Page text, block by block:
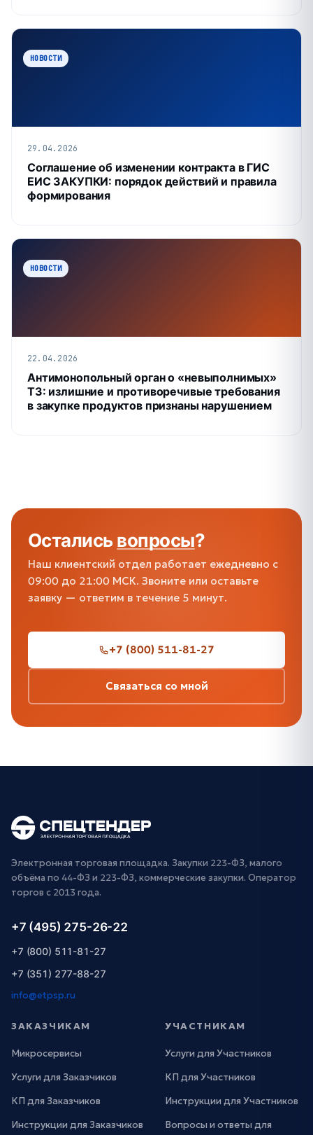
НОВОСТИ
29.04.2026
Соглашение об изменении контракта в ГИС
ЕИС ЗАКУПКИ: порядок действий и правила
формирования
НОВОСТИ
22.04.2026
Антимонопольный орган о «невыполнимых»
ТЗ: излишние и противоречивые требования
в закупке продуктов признаны нарушением
Осталисьвопросы?
Наш клиентский отдел работает ежедневно с
09:00 до 21:00 МСК. Звоните или оставьте
заявку — ответим в течение 5 минут.
+7 (800) 511-81-27
Связаться со мной
Электронная торговая площадка. Закупки 223-ФЗ, малого
объёма по 44-ФЗ и 223-ФЗ, коммерческие закупки. Оператор
торгов с 2013 года.
+7 (495) 275-26-22
+7 (800) 511-81-27
+7 (351) 277-88-27
info@etpsp.ru
ЗАКАЗЧИКАМ
Микросервисы
Услуги для Заказчиков
КП для Заказчиков
Инструкции для Заказчиков
УЧАСТНИКАМ
Услуги для Участников
КП для Участников
Инструкции для Участников
Вопросы и ответы для